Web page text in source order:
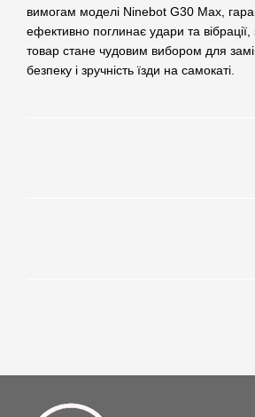
вимогам моделі Ninebot G30 Max,
ефективно поглинає удари та
товар стане чудовим вибором для
безпеку і зручність їзди на самокаті.